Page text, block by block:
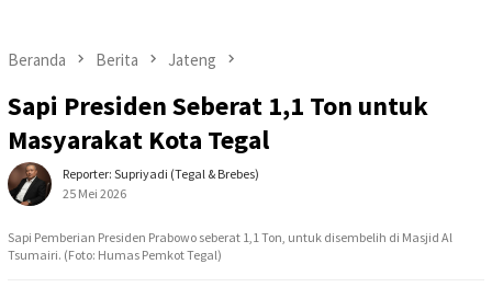
Beranda Berita Jateng
Sapi Presiden Seberat 1,1 Ton untuk
Masyarakat Kota Tegal
Reporter: Supriyadi (Tegal & Brebes)
25 Mei 2026
Sapi Pemberian Presiden Prabowo seberat 1,1 Ton, untuk disembelih di Masjid Al
Tsumairi. (Foto: Humas Pemkot Tegal)